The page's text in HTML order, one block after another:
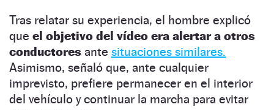
Tras relatar su experiencia, el hombre explicó
que el objetivo del vídeo era alertar a otros
conductores ante situaciones similares.
Asimismo, señaló que, ante cualquier
imprevisto, prefiere permanecer en el interior
del vehículo y continuar la marcha para evitar